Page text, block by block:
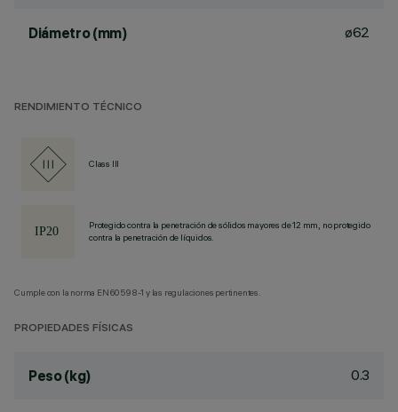
Diámetro (mm) ø62
RENDIMIENTO TÉCNICO
Class III
Protegido contra la penetración de sólidos mayores de 12 mm, no protegido
contra la penetración de líquidos.
Cumple con la norma EN60598-1 y las regulaciones pertinentes.
PROPIEDADES FÍSICAS
Peso (kg) 0.3